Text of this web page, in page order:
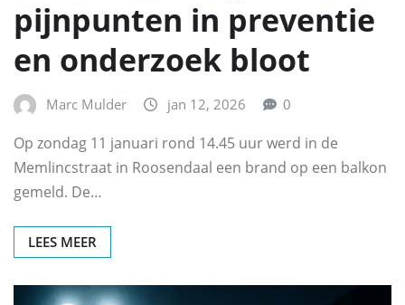
pijnpunten in preventie
en onderzoek bloot
Marc Mulder jan 12, 2026 0
Op zondag 11 januari rond 14.45 uur werd in de
Memlincstraat in Roosendaal een brand op een balkon
gemeld. De…
LEES MEER